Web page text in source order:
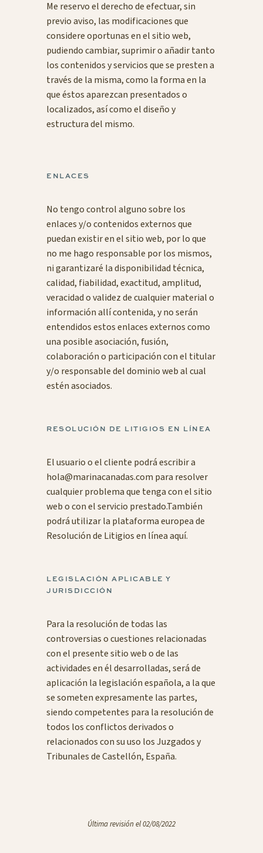
Me reservo el derecho de efectuar, sin
previo aviso, las modificaciones que
considere oportunas en el sitio web,
pudiendo cambiar, suprimir o añadir tanto
los contenidos y servicios que se presten a
través de la misma, como la forma en la
que éstos aparezcan presentados o
localizados, así como el diseño y
estructura del mismo.
ENLACES
No tengo control alguno sobre los
enlaces y/o contenidos externos que
puedan existir en el sitio web, por lo que
no me hago responsable por los mismos,
ni garantizaré la disponibilidad técnica,
calidad, fiabilidad, exactitud, amplitud,
veracidad o validez de cualquier material o
información allí contenida, y no serán
entendidos estos enlaces externos como
una posible asociación, fusión,
colaboración o participación con el titular
y/o responsable del dominio web al cual
estén asociados.
RESOLUCIÓN DE LITIGIOS EN LÍNEA
El usuario o el cliente podrá escribir a
hola@marinacanadas.com para resolver
cualquier problema que tenga con el sitio
web o con el servicio prestado.También
podrá utilizar la plataforma europea de
Resolución de Litigios en líneaaquí.
LEGISLACIÓN APLICABLE Y
JURISDICCIÓN
Para la resolución de todas las
controversias o cuestiones relacionadas
con el presente sitio web o de las
actividades en él desarrolladas, será de
aplicación la legislación española, a la que
se someten expresamente las partes,
siendo competentes para la resolución de
todos los conflictos derivados o
relacionados con su uso los Juzgados y
Tribunales de Castellón, España.
Última revisión el 02/08/2022